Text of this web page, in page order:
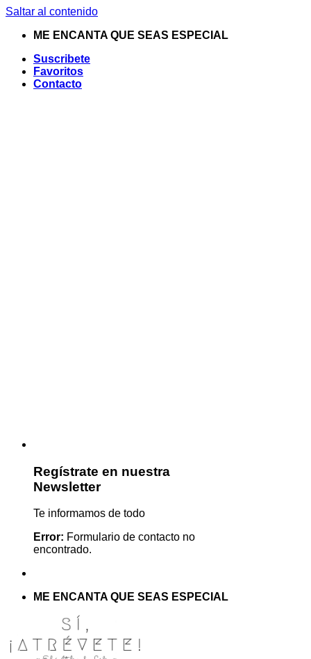
Saltar al contenido
ME ENCANTA QUE SEAS ESPECIAL
Suscribete
Favoritos
Contacto
Regístrate en nuestra
Newsletter
Te informamos de todo
Error: Formulario de contacto no
encontrado.
ME ENCANTA QUE SEAS ESPECIAL